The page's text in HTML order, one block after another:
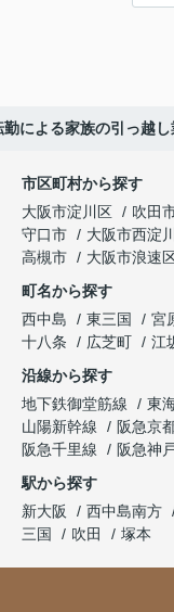
勤による家族の引っ越
市区町村から探す
大阪市淀川区
吹田
守口市
大阪市西淀
高槻市
大阪市浪速
町名から探す
西中島
東三国 宮
十八条
広芝町
江
沿線から探す
地下鉄御堂筋線
東
山陽新幹線
阪急京
阪急千里線
阪急神
駅から探す
新大阪
西中島南方
三国
吹田 塚本